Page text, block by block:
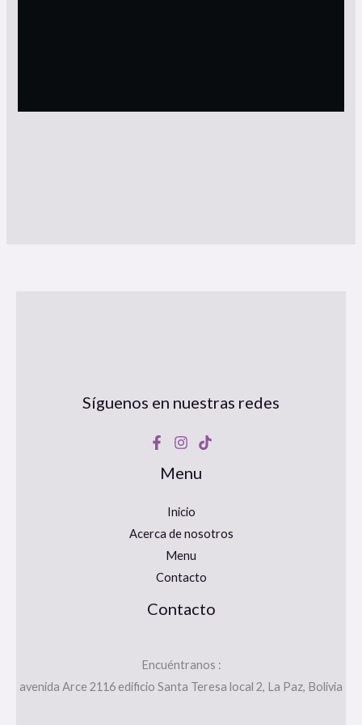
Síguenos en nuestras redes
Menu
Inicio
Acerca de nosotros
Menu
Contacto
Contacto
Encuéntranos :
avenida Arce 2116 edificio Santa Teresa local 2, La Paz, Bolivia